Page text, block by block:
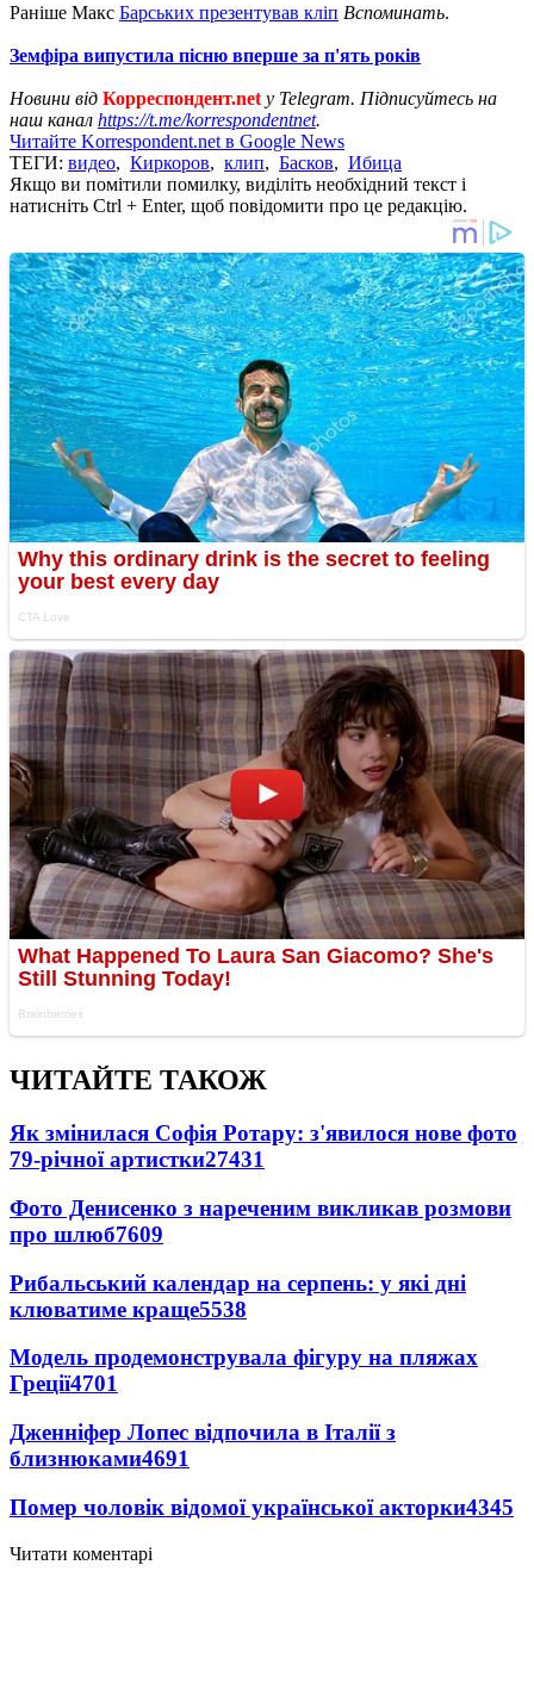
Раніше Макс Барських презентував кліп Вспоминать.
Земфіра випустила пісню вперше за п'ять років
Новини від Корреспондент.net у Telegram. Підписуйтесь на
наш канал https://t.me/korrespondentnet.
Читайте Korrespondent.net в Google News
ТЕГИ: видео, Киркоров, клип, Басков, Ибица
Якщо ви помітили помилку, виділіть необхідний текст і
натисніть Ctrl + Enter, щоб повідомити про це редакцію.
ЧИТАЙТЕ ТАКОЖ
Як змінилася Софія Ротару: з'явилося нове фото
79-річної артистки27431
Фото Денисенко з нареченим викликав розмови
про шлюб7609
Рибальський календар на серпень: у які дні
клюватиме краще5538
Модель продемонструвала фігуру на пляжах
Греції4701
Дженніфер Лопес відпочила в Італії з
близнюками4691
Помер чоловік відомої української акторки4345
Читати коментарі